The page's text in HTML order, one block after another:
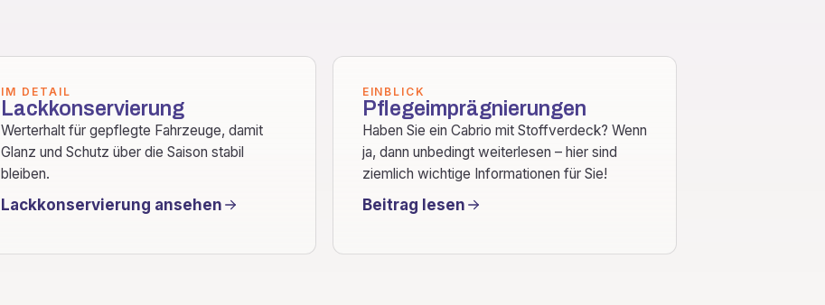
IM DETAIL
Lackkonservierung
Werterhalt für gepflegte Fahrzeuge, damit
Glanz und Schutz über die Saison stabil
bleiben.
Lackkonservierung ansehen
EINBLICK
Pflegeimprägnierungen
Haben Sie ein Cabrio mit Stoffverdeck? Wenn
ja, dann unbedingt weiterlesen – hier sind
ziemlich wichtige Informationen für Sie!
Beitrag lesen